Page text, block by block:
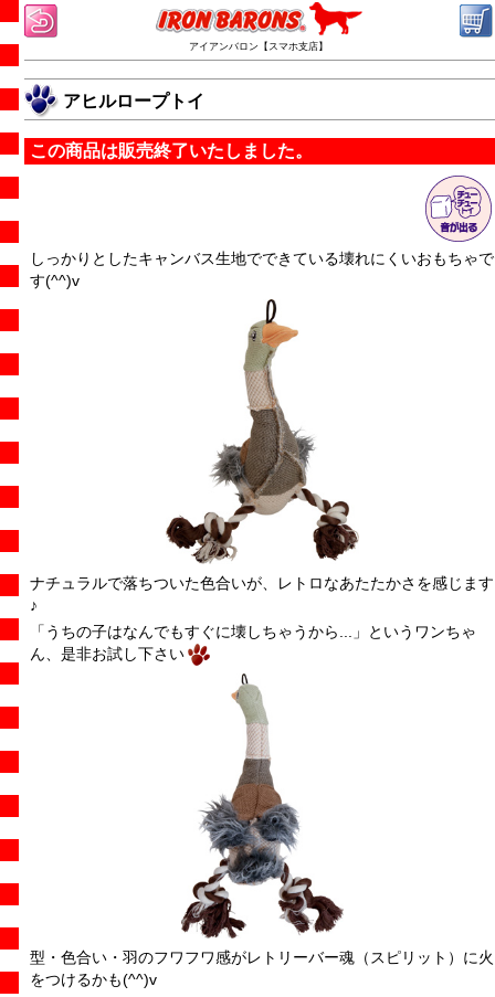
アイアンバロン【スマホ支店】
アヒルロープトイ
この商品は販売終了いたしました。
しっかりとしたキャンバス生地でできている壊れにくいおもちゃで
す(^^)v
ナチュラルで落ちついた色合いが、レトロなあたたかさを感じます
♪
「うちの子はなんでもすぐに壊しちゃうから...」というワンちゃ
ん、是非お試し下さい
型・色合い・羽のフワフワ感がレトリーバー魂（スピリット）に火
をつけるかも(^^)v